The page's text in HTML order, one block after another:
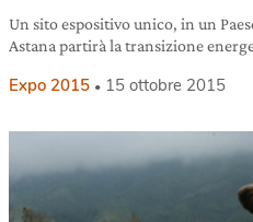
Un sito espositivo unico, in un
Astana partirà la transizione
Expo 2015 15 ottobre 2015